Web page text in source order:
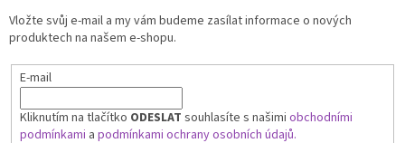
Vložte svůj e-mail a my vám budeme zasílat informace o nových
produktech na našem e-shopu.
E-mail
Kliknutím na tlačítko ODESLAT souhlasíte s našimi obchodními
podmínkami a podmínkami ochrany osobních údajů.